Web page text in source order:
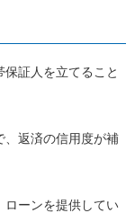
証人を立てること
、返済の信用度が補
ローンを提供してい